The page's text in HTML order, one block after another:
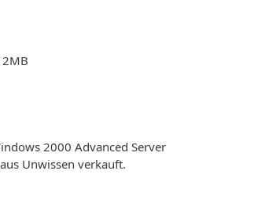
2000 Advanced Server
Unwissen verkauft.